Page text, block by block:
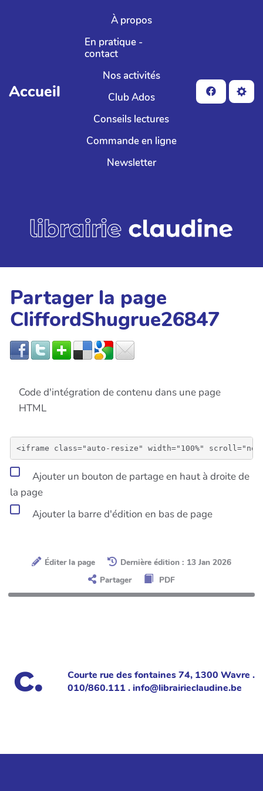
Aller au contenu principal
Accueil
À propos
En pratique -
contact
Nos activités
Club Ados
Conseils lectures
Commande en ligne
Newsletter
Partager la page
CliffordShugrue26847
Code d'intégration de contenu dans une page
HTML
Ajouter un bouton de partage en haut à droite de
la page
Ajouter la barre d'édition en bas de page
Éditer la page
Dernière édition : 13 Jan 2026
Partager
PDF
Courte rue des fontaines 74, 1300 Wavre .
010/860.111 . info@librairieclaudine.be